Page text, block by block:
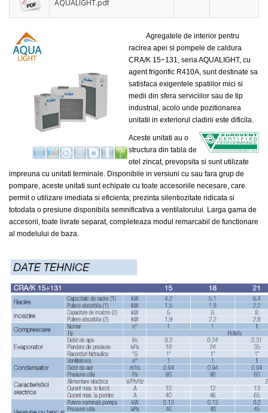
AQUALIGHT.pdf
Agregatele de interior pentru
racirea apei si pompele de caldura
CRA/K 15÷131, seria AQUALIGHT, cu
agent frigorific R410A, sunt destinate sa
satisfaca exigentele spatiilor mici si
medii din sfera serviciilor sau de tip
industrial, acolo unde pozitionarea
unitatii in exteriorul cladirii este dificila.
Aceste unitati au o
structura din tabla de
otel zincat, prevopsita si sunt utilizate
impreuna cu unitati terminale. Disponibile in versiuni cu sau fara grup de
pompare, aceste unitati sunt echipate cu toate accesoriile necesare, care
permit o utilizare imediata si eficienta; prezinta silentiozitate ridicata si
totodata o presiune disponibila semnificativa a ventilatorului. Larga gama de
accesorii, toate livrate separat, completeaza modul remarcabil de functionare
al modelului de baza.